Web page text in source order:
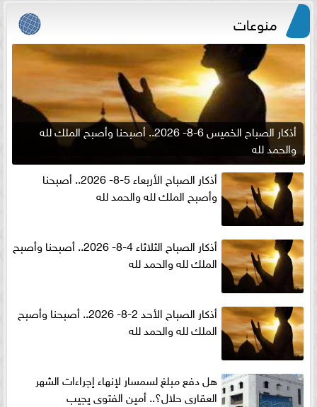
منوعات
أذكار الصباح الخميس 6-8- 2026.. أصبحنا وأصبح الملك لله
والحمد لله
أذكار الصباح الأربعاء 5-8- 2026.. أصبحنا
وأصبح الملك لله والحمد لله
أذكار الصباح الثلاثاء 4-8- 2026.. أصبحنا وأصبح
الملك لله والحمد لله
أذكار الصباح الأحد 2-8- 2026.. أصبحنا وأصبح
الملك لله والحمد لله
هل دفع مبلغ لسمسار لإنهاء إجراءات الشهر
العقارى حلال؟.. أمين الفتوى يجيب